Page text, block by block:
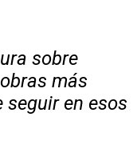
sobre
más
seguir en esos